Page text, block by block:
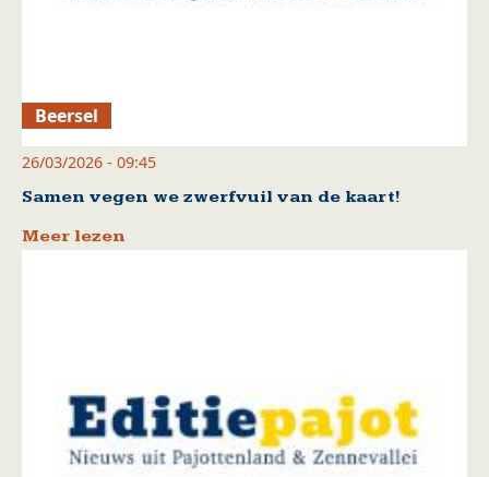
Beersel
26/03/2026 - 09:45
Samen vegen we zwerfvuil van de kaart!
Meer lezen